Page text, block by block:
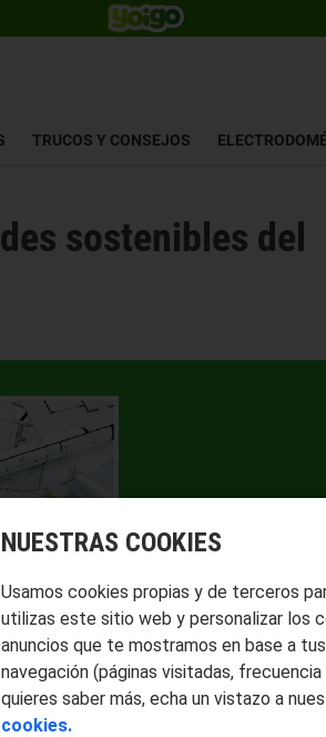
TRUCOS Y CONSEJOS
sostenibles del
NUESTRAS COOKIES
Usamos cookies propias y de terceros
utilizas este sitio web y personalizar los
anuncios que te mostramos en base a
navegación (páginas visitadas,
quieres saber más, echa un vistazo a
cookies.